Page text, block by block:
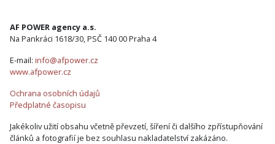
AF POWER agency a.s.
Na Pankráci 1618/30, PSČ 140 00 Praha 4
E-mail: info@afpower.cz
www.afpower.cz
Ochrana osobních údajů
Předplatné časopisu
Jakékoliv užití obsahu včetně převzetí, šíření či dalšího zpřístupňování
článků a fotografií je bez souhlasu nakladatelství zakázáno.